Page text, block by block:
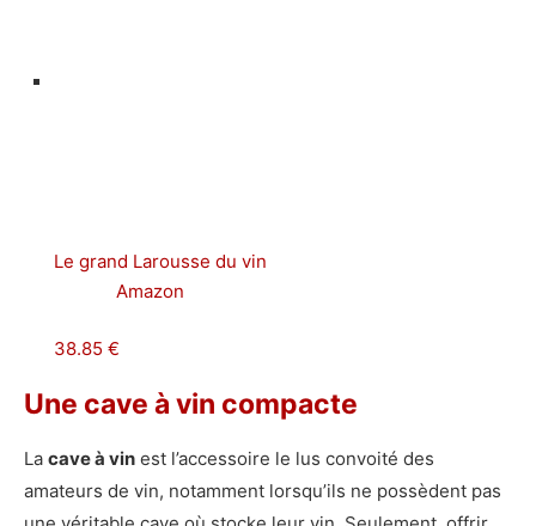
Le grand Larousse du vin
Amazon
38.85 €
Une cave à vin compacte
La cave à vin est l’accessoire le lus convoité des
amateurs de vin, notamment lorsqu’ils ne possèdent pas